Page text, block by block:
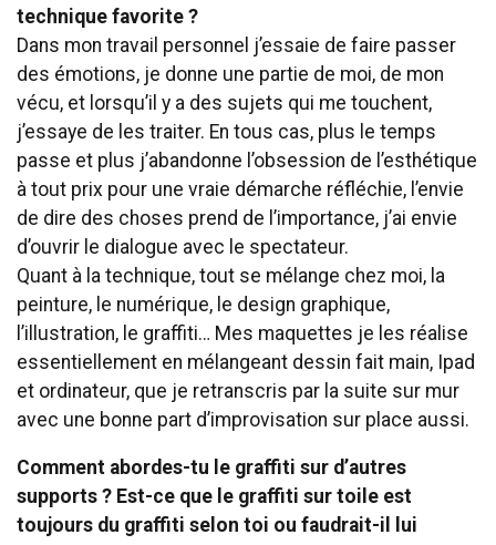
technique favorite ?
Dans mon travail personnel j’essaie de faire passer
des émotions, je donne une partie de moi, de mon
vécu, et lorsqu’il y a des sujets qui me touchent,
j’essaye de les traiter. En tous cas, plus le temps
passe et plus j’abandonne l’obsession de l’esthétique
à tout prix pour une vraie démarche réfléchie, l’envie
de dire des choses prend de l’importance, j’ai envie
d’ouvrir le dialogue avec le spectateur.
Quant à la technique, tout se mélange chez moi, la
peinture, le numérique, le design graphique,
l’illustration, le graffiti… Mes maquettes je les réalise
essentiellement en mélangeant dessin fait main, Ipad
et ordinateur, que je retranscris par la suite sur mur
avec une bonne part d’improvisation sur place aussi.
Comment abordes-tu le graffiti sur d’autres
supports ? Est-ce que le graffiti sur toile est
toujours du graffiti selon toi ou faudrait-il lui